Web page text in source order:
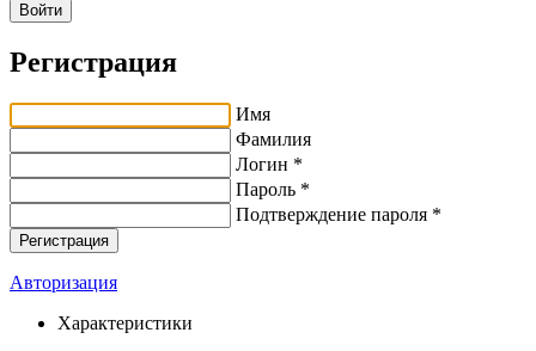
Войти
Регистрация
Имя
Фамилия
Логин *
Пароль *
Подтверждение пароля *
Авторизация
Характеристики